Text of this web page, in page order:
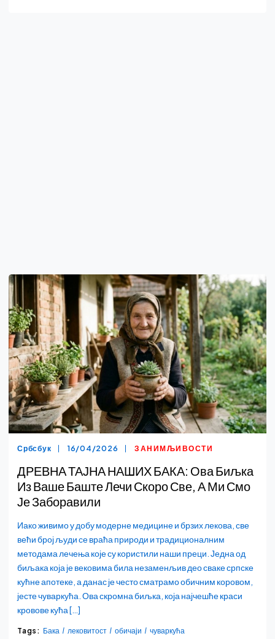
Србсбук 16/04/2026 ЗАНИМЉИВОСТИ
ДРЕВНА ТАЈНА НАШИХ БАКА: Ова Биљка
Из Ваше Баште Лечи Скоро Све, А Ми Смо
Је Заборавили
Иако живимо у добу модерне медицине и брзих лекова, све
већи број људи се враћа природи и традиционалним
методама лечења које су користили наши преци. Једна од
биљака која је вековима била незаменљив део сваке српске
кућне апотеке, а данас је често сматрамо обичним коровом,
јесте чуваркућа. Ова скромна биљка, која најчешће краси
кровове кућа […]
Tags: Бака лековитост обичаји чуваркућа